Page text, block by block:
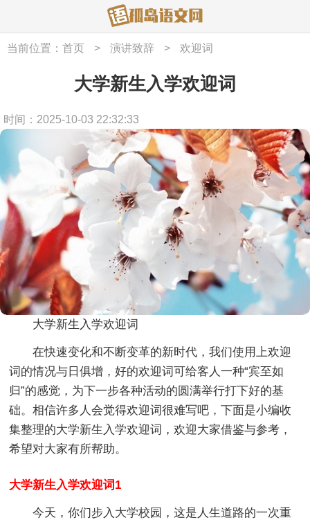
当前位置： 首页 > 演讲致辞 > 欢迎词
大学新生入学欢迎词
时间：2025-10-03 22:32:33
大学新生入学欢迎词
在快速变化和不断变革的新时代，我们使用上欢迎
词的情况与日俱增，好的欢迎词可给客人一种“宾至如
归”的感觉，为下一步各种活动的圆满举行打下好的基
础。相信许多人会觉得欢迎词很难写吧，下面是小编收
集整理的大学新生入学欢迎词，欢迎大家借鉴与参考，
希望对大家有所帮助。
大学新生入学欢迎词1
今天，你们步入大学校园，这是人生道路的一次重